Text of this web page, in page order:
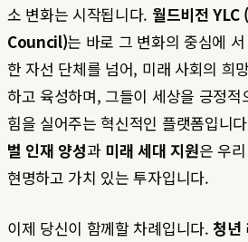
소 변화는 시작됩니다. 월드비전
Council)는 바로 그 변화의 중심에
한 자선 단체를 넘어, 미래 사회의 희
하고 육성하며, 그들이 세상을 긍정적
힘을 실어주는 혁신적인 플랫폼입니
벌 인재 양성과 미래 세대 지원은 우
현명하고 가치 있는 투자입니다.
이제 당신이 함께할 차례입니다.청년